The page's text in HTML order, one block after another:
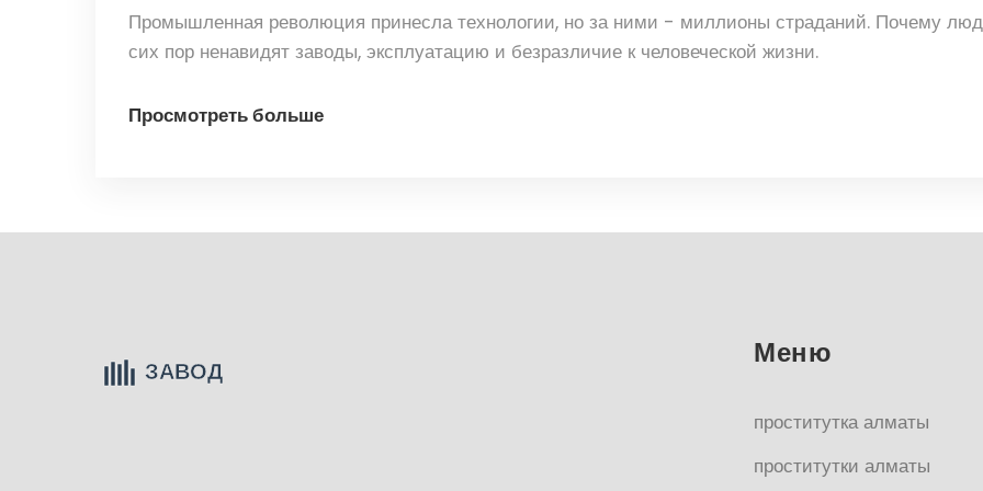
Промышленная революция принесла технологии, но за ними - миллионы страданий. Почему
сих пор ненавидят заводы, эксплуатацию и безразличие к человеческой жизни.
Просмотреть больше
Меню
проститутка алматы
проститутки алматы